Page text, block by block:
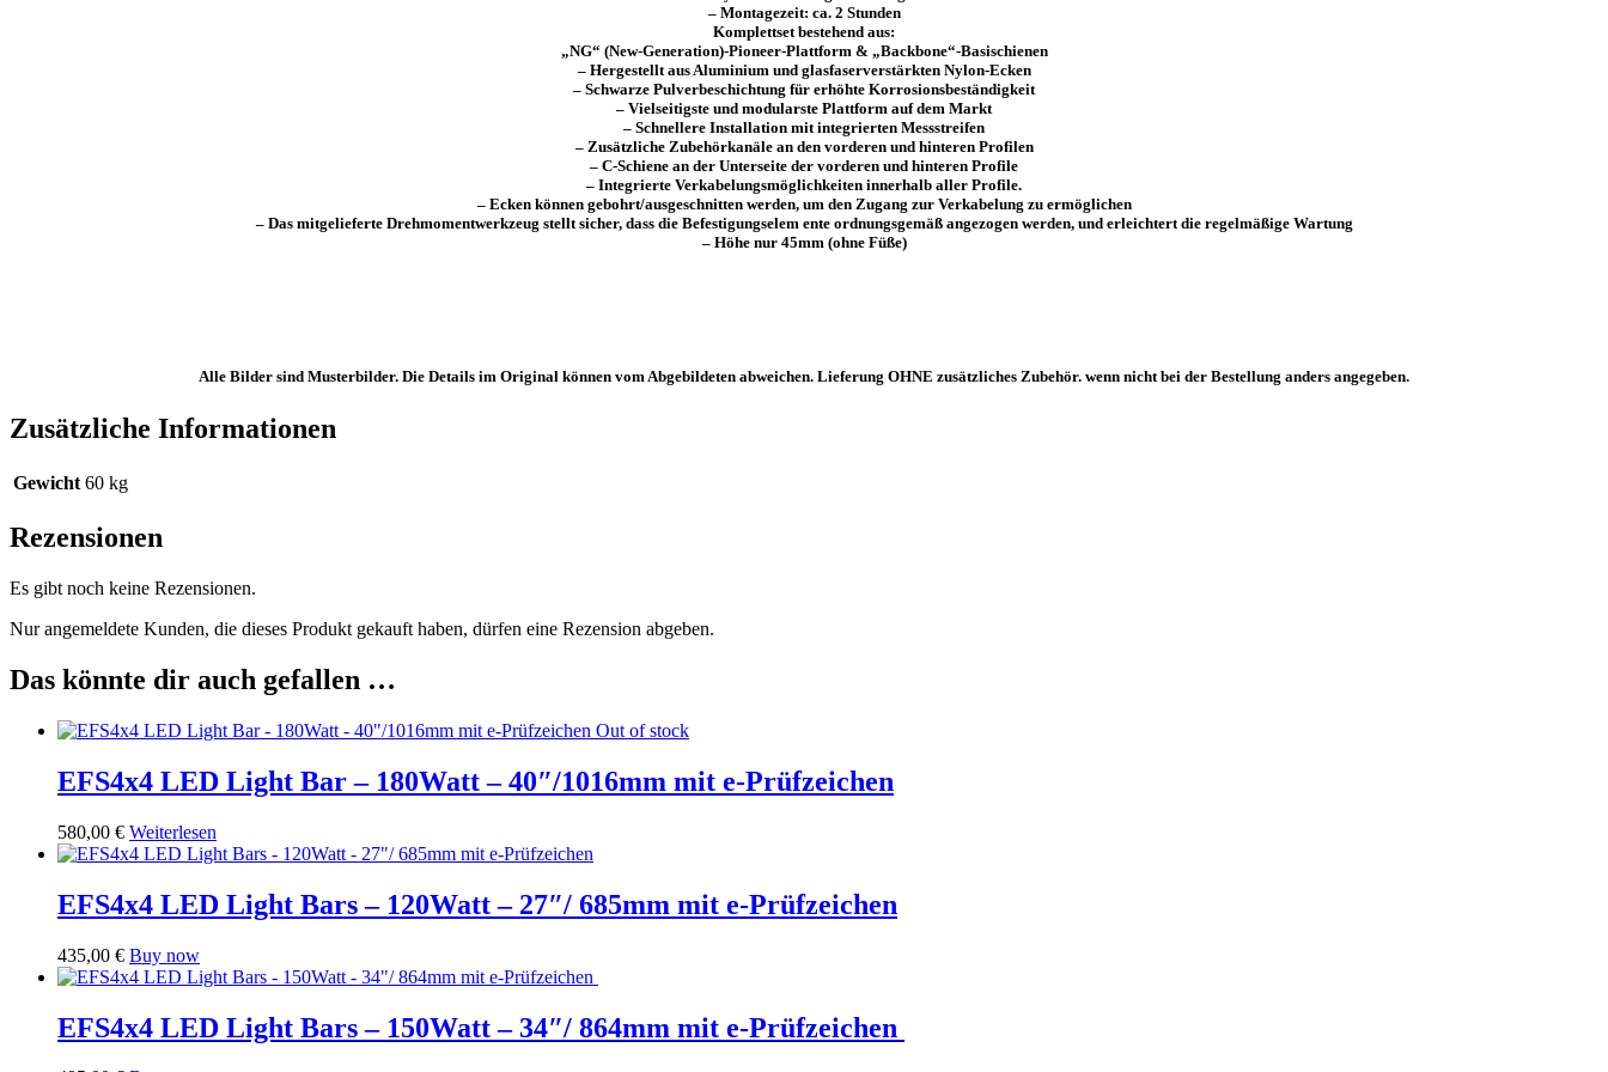
– Montagezeit: ca. 2 Stunden
Komplettset bestehend aus:
„NG“ (New-Generation)-Pioneer-Plattform & „Backbone“-Basischienen
– Hergestellt aus Aluminium und glasfaserverstärkten Nylon-Ecken
– Schwarze Pulverbeschichtung für erhöhte Korrosionsbeständigkeit
– Vielseitigste und modularste Plattform auf dem Markt
– Schnellere Installation mit integrierten Messstreifen
– Zusätzliche Zubehörkanäle an den vorderen und hinteren Profilen
– C-Schiene an der Unterseite der vorderen und hinteren Profile
– Integrierte Verkabelungsmöglichkeiten innerhalb aller Profile.
– Ecken können gebohrt/ausgeschnitten werden, um den Zugang zur Verkabelung zu ermöglichen
– Das mitgelieferte Drehmomentwerkzeug stellt sicher, dass die Befestigungselem ente ordnungsgemäß angezogen werden, und erleichtert die regelmäßige Wartung
– Höhe nur 45mm (ohne Füße)
Alle Bilder sind Musterbilder. Die Details im Original können vom Abgebildeten abweichen. Lieferung OHNE zusätzliches Zubehör. wenn nicht bei der Bestellung anders angegeben.
Zusätzliche Informationen
Gewicht 60 kg
Rezensionen
Es gibt noch keine Rezensionen.
Nur angemeldete Kunden, die dieses Produkt gekauft haben, dürfen eine Rezension abgeben.
Das könnte dir auch gefallen …
Out of stock
EFS4x4 LED Light Bar – 180Watt – 40″/1016mm mit e-Prüfzeichen
580,00 € Weiterlesen
EFS4x4 LED Light Bars – 120Watt – 27″/ 685mm mit e-Prüfzeichen
435,00 € Buy now
EFS4x4 LED Light Bars – 150Watt – 34″/ 864mm mit e-Prüfzeichen